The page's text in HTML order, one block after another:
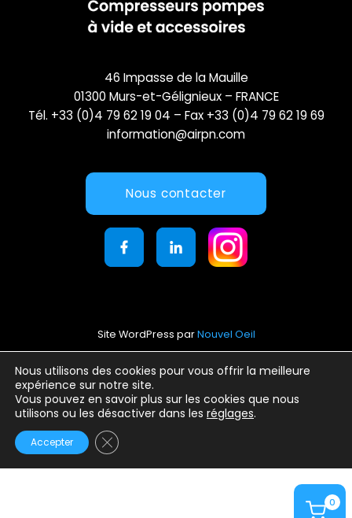
0
Nous utilisons des cookies pour vous offrir la meilleure
expérience sur notre site.
Vous pouvez en savoir plus sur les cookies que nous
utilisons ou les désactiver dans les réglages.
Accepter Fermer la bannière des cookies GDPR
46 Impasse de la Mauille
01300 Murs-et-Gélignieux – FRANCE
Tél. +33 (0)4 79 62 19 04 – Fax +33 (0)4 79 62 19 69
information@airpn.com
Nous contacter
Site WordPress parNouvel Oeil
Mentions légales
Conditions générales d’utilisation
Politique de confidentialité